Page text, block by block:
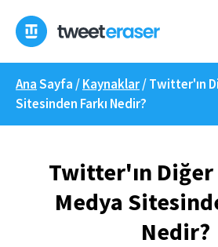
geç
AnaSayfa /Kaynaklar/Twitter'ın
Sitesinden Farkı Nedir?
Twitter'ın Diğer
Medya
Nedir?